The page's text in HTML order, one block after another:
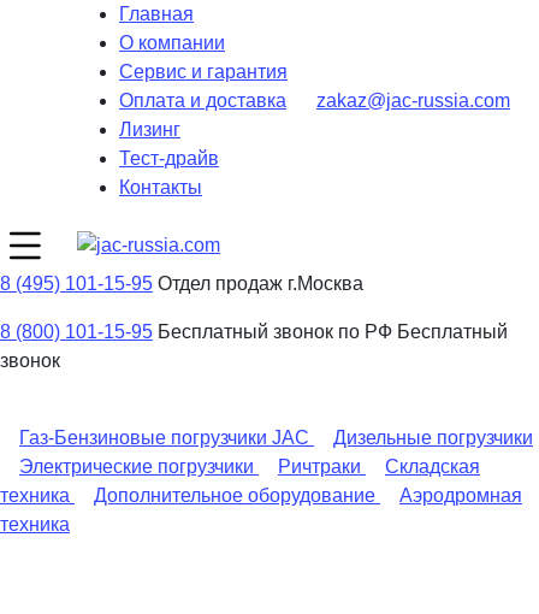
Главная
О компании
Сервис и гарантия
Оплата и доставка
Лизинг
Тест-драйв
Контакты
zakaz@jac-russia.com
8 (495) 101-15-95 Отдел продаж г.Москва
8 (800) 101-15-95 Бесплатный звонок по РФ Бесплатный
звонок
Газ-Бензиновые погрузчики JAC
Дизельные погрузчики
Электрические погрузчики
Ричтраки
Складская
техника
Дополнительное оборудование
Аэродромная
техника